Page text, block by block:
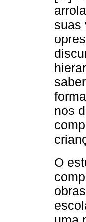
suas
nos
O